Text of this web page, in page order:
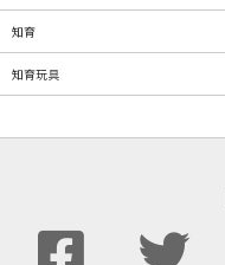
知育
知育玩具